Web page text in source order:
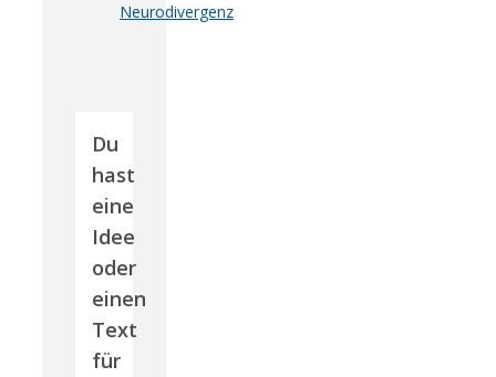
Neurodivergenz
Du
hast
eine
Idee
oder
einen
Text
für